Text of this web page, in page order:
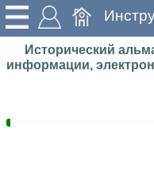
Исторический
информации,